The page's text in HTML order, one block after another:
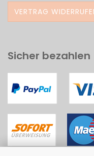
VERTRAG
Sicher bezahlen